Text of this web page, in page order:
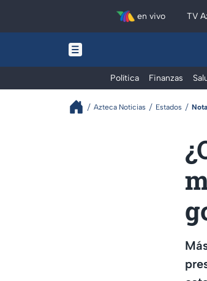
en vivo TV
Política Finanzas
Azteca Noticias Estados Nota